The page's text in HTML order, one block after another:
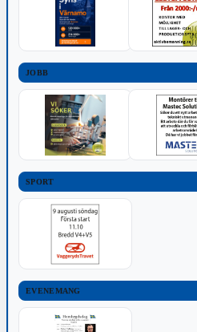
JOBB
SPORT
EVENEMANG